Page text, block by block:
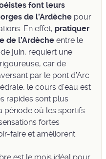
font leurs
de l’Ardèche pour
En effet, pratiquer
de l’Ardèche entre le
juin, requiert une
car de
par le pont d’Arc
le cours d’eau est
rapides sont plus
période où les sportifs
fortes
faire et améliorent